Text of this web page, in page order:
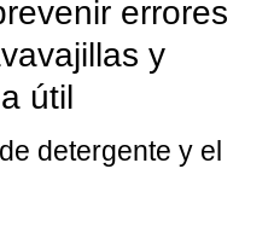
errores
y
útil
detergente y el